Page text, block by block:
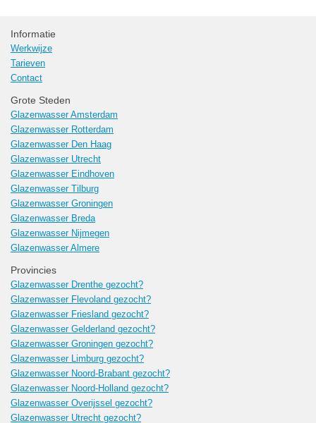
Informatie
Werkwijze
Tarieven
Contact
Grote Steden
Glazenwasser Amsterdam
Glazenwasser Rotterdam
Glazenwasser Den Haag
Glazenwasser Utrecht
Glazenwasser Eindhoven
Glazenwasser Tilburg
Glazenwasser Groningen
Glazenwasser Breda
Glazenwasser Nijmegen
Glazenwasser Almere
Provincies
Glazenwasser Drenthe gezocht?
Glazenwasser Flevoland gezocht?
Glazenwasser Friesland gezocht?
Glazenwasser Gelderland gezocht?
Glazenwasser Groningen gezocht?
Glazenwasser Limburg gezocht?
Glazenwasser Noord-Brabant gezocht?
Glazenwasser Noord-Holland gezocht?
Glazenwasser Overijssel gezocht?
Glazenwasser Utrecht gezocht?